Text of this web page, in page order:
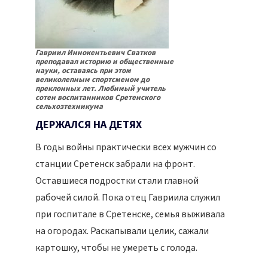
Гавриил Иннокентьевич Сватков
преподавал историю и общественные
науки, оставаясь при этом
великолепным спортсменом до
преклонных лет. Любимый учитель
сотен воспитанников Сретенского
сельхозтехникума
ДЕРЖАЛСЯ НА ДЕТЯХ
В годы войны практически всех мужчин со
станции Сретенск забрали на фронт.
Оставшиеся подростки стали главной
рабочей силой. Пока отец Гавриила служил
при госпитале в Сретенске, семья выживала
на огородах. Раскапывали целик, сажали
картошку, чтобы не умереть с голода.